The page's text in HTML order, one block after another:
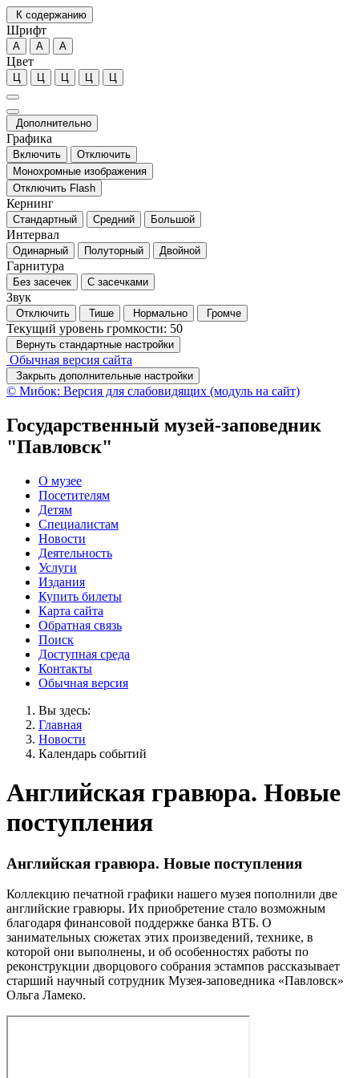
К содержанию
Шрифт
А А А
Цвет
Ц Ц Ц Ц Ц
Дополнительно
Графика
Включить
Отключить
Монохромные изображения
Отключить Flash
Кернинг
Стандартный Средний Большой
Интервал
Одинарный Полуторный Двойной
Гарнитура
Без засечек С засечками
Звук
Отключить Тише Нормально Громче
Текущий уровень громкости: 50
Вернуть стандартные настройки
Обычная версия сайта
Закрыть дополнительные настройки
© Мибок: Версия для слабовидящих (модуль на сайт)
Государственный музей-заповедник
"Павловск"
О музее
Посетителям
Детям
Специалистам
Новости
Деятельность
Услуги
Издания
Купить билеты
Карта сайта
Обратная связь
Поиск
Доступная среда
Контакты
Обычная версия
Вы здесь:
Главная
Новости
Календарь событий
Английская гравюра. Новые
поступления
Английская гравюра. Новые поступления
Коллекцию печатной графики нашего музея пополнили две
английские гравюры. Их приобретение стало возможным
благодаря финансовой поддержке банка ВТБ. О
занимательных сюжетах этих произведений, технике, в
которой они выполнены, и об особенностях работы по
реконструкции дворцового собрания эстампов рассказывает
старший научный сотрудник Музея-заповедника «Павловск»
Ольга Ламеко.